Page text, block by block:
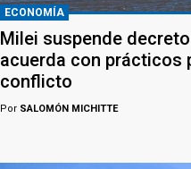
ECONOMÍA
Milei suspende
acuerda con prácticos
conflicto
Por SALOMÓN MICHITTE